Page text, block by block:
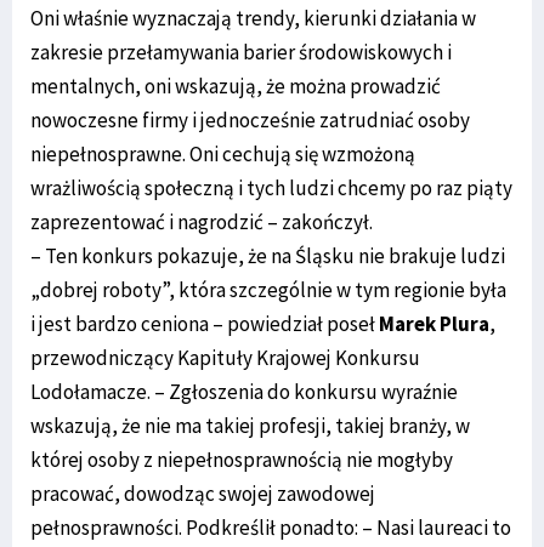
Oni właśnie wyznaczają trendy, kierunki działania w
zakresie przełamywania barier środowiskowych i
mentalnych, oni wskazują, że można prowadzić
nowoczesne firmy i jednocześnie zatrudniać osoby
niepełnosprawne. Oni cechują się wzmożoną
wrażliwością społeczną i tych ludzi chcemy po raz piąty
zaprezentować i nagrodzić – zakończył.
– Ten konkurs pokazuje, że na Śląsku nie brakuje ludzi
„dobrej roboty”, która szczególnie w tym regionie była
i jest bardzo ceniona – powiedział posełMarek Plura,
przewodniczący Kapituły Krajowej Konkursu
Lodołamacze. – Zgłoszenia do konkursu wyraźnie
wskazują, że nie ma takiej profesji, takiej branży, w
której osoby z niepełnosprawnością nie mogłyby
pracować, dowodząc swojej zawodowej
pełnosprawności. Podkreślił ponadto: – Nasi laureaci to